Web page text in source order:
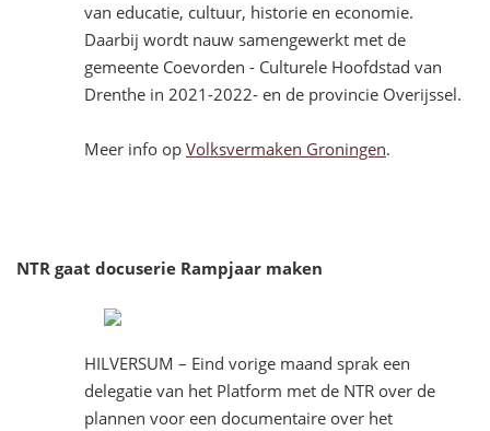
van educatie, cultuur, historie en economie.
Daarbij wordt nauw samengewerkt met de
gemeente Coevorden - Culturele Hoofdstad van
Drenthe in 2021-2022- en de provincie Overijssel.
Meer info op Volksvermaken Groningen.
NTR gaat docuserie Rampjaar maken
HILVERSUM – Eind vorige maand sprak een
delegatie van het Platform met de NTR over de
plannen voor een documentaire over het